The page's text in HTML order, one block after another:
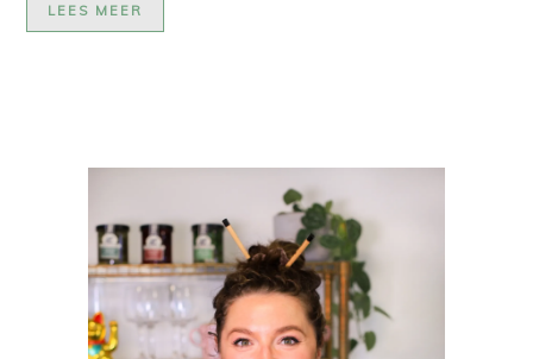
LEES MEER